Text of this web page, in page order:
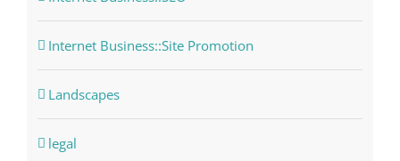
Internet Business::Site Promotion
Landscapes
legal